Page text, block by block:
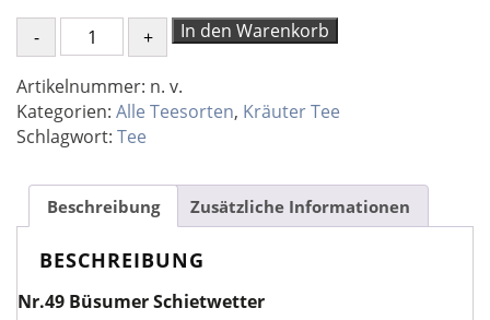
Büsumer
Schietwetter
Menge
In den Warenkorb
Artikelnummer: n. v.
Kategorien: Alle Teesorten, Kräuter Tee
Schlagwort: Tee
Beschreibung Zusätzliche Informationen
BESCHREIBUNG
Nr.49 Büsumer Schietwetter